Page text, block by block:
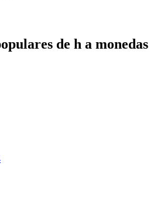
diariamente
de h a monedas